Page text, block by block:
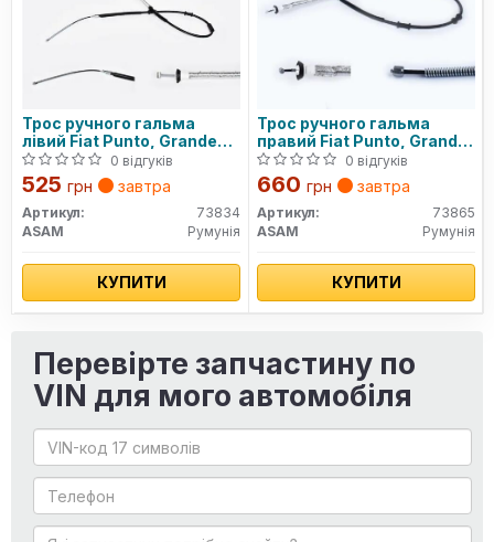
Трос ручного гальма
лівий Fiat Punto, Grande
Punto (06-) (73834) Asam
0 відгуків
525 грн завтра
Артикул:
73834
ASAM
Румунія
КУПИТИ
Трос ручного гальма
правий Fiat Punto, Grande
Punto (06-) (73865) Asam
0 відгуків
660 грн завтра
Артикул:
73865
ASAM
Румунія
КУПИТИ
Перевірте запчастину по
VIN для мого автомобіля